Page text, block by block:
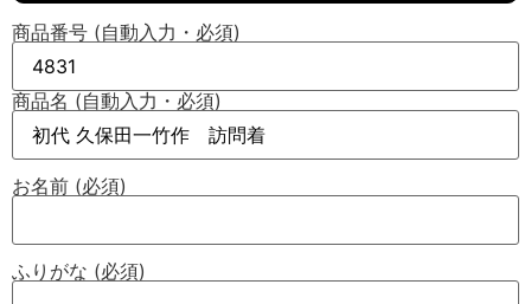
商品番号 (自動入力・必須)
商品名 (自動入力・必須)
お名前 (必須)
ふりがな (必須)